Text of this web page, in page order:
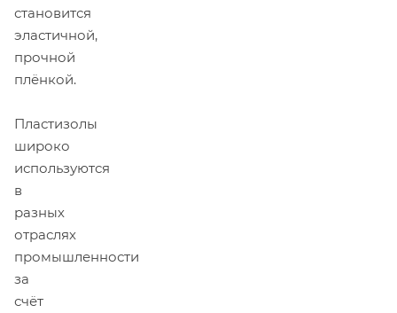
становится
эластичной,
прочной
плёнкой.
Пластизолы
широко
используются
в
разных
отраслях
промышленности
за
счёт